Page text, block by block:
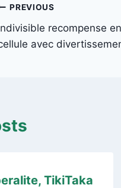
PREVIOUS
recompense
avec
TikiTaka